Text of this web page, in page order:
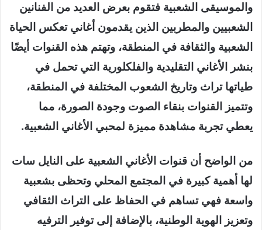
والموسيقى الشعبية فتقوم بعرض العديد من الفنانين
الشعبيين والمطربين الذين يقدمون أغاني تعكس الحياة
الشعبية والثقافة في المنطقة، وتهتم هذه القنوات أيضًا
بنشر الأغاني التقليدية والفلكلورية التي تحمل في
طياتها تراث وتاريخ الشعوب المختلفة في المنطقة،
وتتميز القنوات بنقاء الصوت وجودة الصورة، مما
يعطي تجربة مشاهدة مميزة لمحبي الأغاني الشعبية.
من الواضح أن قنوات الأغاني الشعبية على النايل سات
لها أهمية كبيرة في المجتمع المحلي وتحظى بشعبية
واسعة فهي تساهم في الحفاظ على التراث الثقافي
وتعزيز الهوية الوطنية، بالإضافة إلى توفير الترفيه